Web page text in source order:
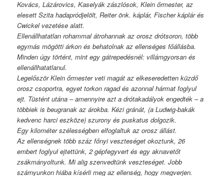
Kovács, Lázárovics, Kaselyák zászlósok, Klein őrmester, az
elesett Szita hadapródjelölt, Reiter önk. káplár, Fischer káplár és
Cwickel vezetése alatt.
Ellenállhatatlan rohammal átrohannak az orosz drótsoron, több
egymás mögötti árkon és behatolnak az ellenséges főállásba.
Minden úgy történt, mint egy gátrepedésnél: villámgyorsan és
ellenállhatatlanul.
Legelőször Klein őrmester veti magát az elkeseredetten küzdő
orosz csoportra, egyet torkon ragad és azonnal hármat foglyul
ejt. Tüstént utána – amennyire azt a drótakadályok engedték – a
többiek is beugranak az árokba. Kézi gránát, (a Ludwig-bakák
kedvenc harci eszköze) szurony és puskatus dolgozik.
Egy kilométer szélességben elfoglaltuk az orosz állást.
Az ellenségnek több száz főnyi veszteséget okoztunk, 26
embert foglyul ejtettünk, 2 gépfegyvert és egy aknavetőt
zsákmányoltunk. Mi alig szenvedtünk veszteséget. Jobb
szárnyunkon hiába kísérli meg az ellenség, hogy megverjen.